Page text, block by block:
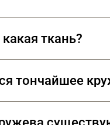
ткань?
ручной и
тончайшее